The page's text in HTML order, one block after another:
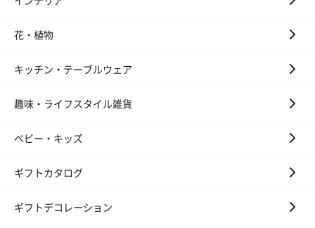
花・植物
キッチン・テーブルウェア
趣味・ライフスタイル雑貨
ベビー・キッズ
ギフトカタログ
ギフトデコレーション